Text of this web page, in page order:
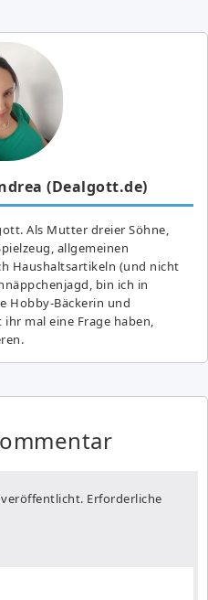
(Dealgott.de)
Als Mutter dreier Söhne,
allgemeinen
Haushaltsartikeln (und nicht
bin ich in
Hobby-Bäckerin und
mal eine Frage haben,
veröffentlicht. Erforderliche